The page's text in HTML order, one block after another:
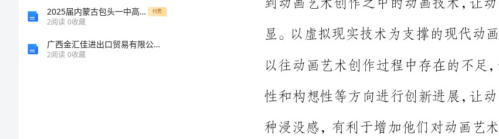
2025届内蒙古包头一中高一生物第一学期期末达标检测模拟试题含解析 付费
2阅读 0收藏
广西金汇佳进出口贸易有限公司介绍企业发展分析报告
2阅读 0收藏